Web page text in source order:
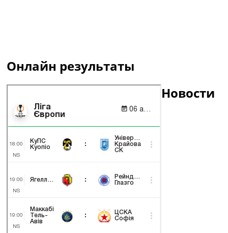
Онлайн результаты
Новости